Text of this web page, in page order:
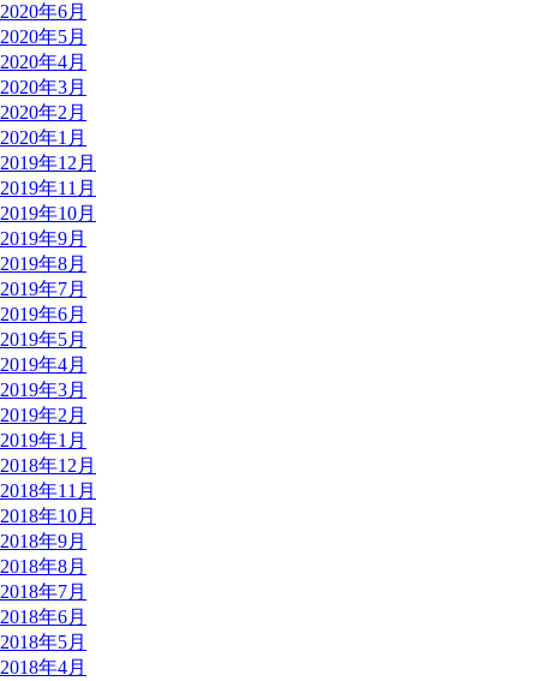
2020年6月
2020年5月
2020年4月
2020年3月
2020年2月
2020年1月
2019年12月
2019年11月
2019年10月
2019年9月
2019年8月
2019年7月
2019年6月
2019年5月
2019年4月
2019年3月
2019年2月
2019年1月
2018年12月
2018年11月
2018年10月
2018年9月
2018年8月
2018年7月
2018年6月
2018年5月
2018年4月